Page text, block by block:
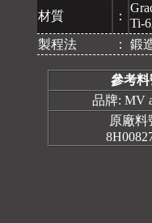
材質 ：
Ti-
製程法
： 鍛
參考料
品牌: MV
原廠料